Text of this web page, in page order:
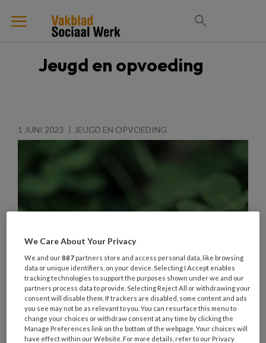
Jeugd en opvoeding
1 JUNI 2023 JEUGD EN OPVOEDING
Die ene cliënt. ‘Ze had zich
ingehouden’
We Care About Your Privacy
We and our887 partners store and access personal data, like browsing
data or unique identifiers, on your device. Selecting I Accept enables
tracking technologies to support the purposes shown under we and our
partners process data to provide. Selecting Reject All or withdrawing your
consent will disable them. If trackers are disabled, some content and ads
you see may not be as relevant to you. You can resurface this menu to
change your choices or withdraw consent at any time by clicking the
Manage Preferences link on the bottom of the webpage. Your choices will
have effect within our Website. For more details, refer to our Privacy